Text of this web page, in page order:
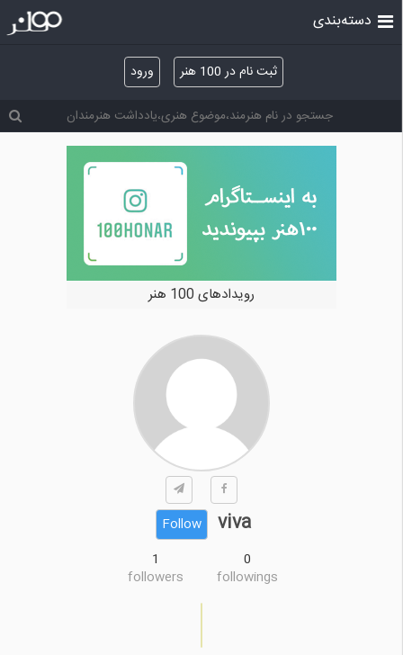
ثبت نام در 100 هنر ورود
دسته‌بندی
رویدادهای 100 هنر
viva
Follow
0
followings
1
followers